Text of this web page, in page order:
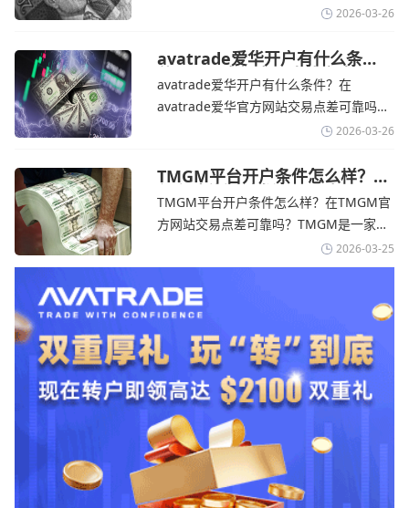
存放在澳大利亚国民银行等顶级银行的独
TMGM官网交易资讯了解，伊朗外交部长
表示，尽管德黑兰高级官员正在审查美国
结束战争的提议
2026-03-26
avatrade爱华开户有什么条
件？亚洲市场交易喜忧参半-
avatrade爱华官网
avatrade爱华开户有什么条件？在
avatrade爱华官方网站交易点差可靠吗？‌‌‌
avatrade爱华平台的新手可以用很小的成
标准的MT4、MT5，以及自研的
AvaTradeGO和AvaOptions。通过
avatrade爱华官网交易资讯了解，据伊朗
2026-03-26
TMGM平台开户条件怎么样？美
伊和谈传闻引发油价暴跌-
TMGM官网
TMGM平台开户条件怎么样？在TMGM官
方网站交易点差可靠吗？‌‌‌TMGM是一家交
易成本极低、产品极其丰富、ASIC监管
+千万保险加持的全球知名经纪商，特别适
合活跃交易者和股票CFD投资者。通过
TMGM官网交易资讯了解，周三亚洲交易
时段,油价暴跌逾6%,布伦特原油跌破每桶
100美元
2026-03-25